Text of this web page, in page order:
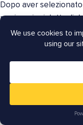
Dopo aver
per inserire i dettagli